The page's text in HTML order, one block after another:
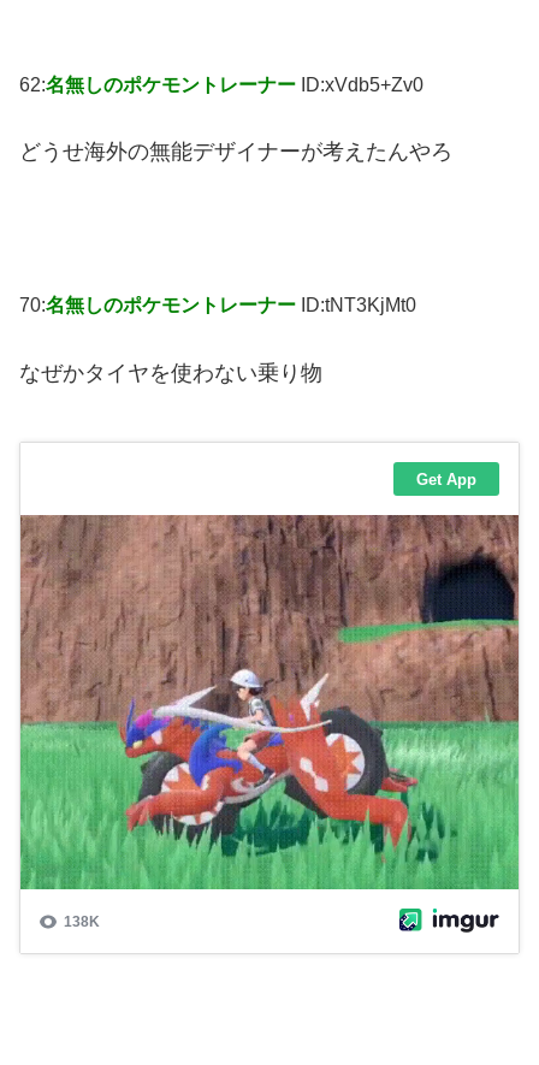
62:名無しのポケモントレーナー ID:xVdb5+Zv0
どうせ海外の無能デザイナーが考えたんやろ
70:名無しのポケモントレーナー ID:tNT3KjMt0
なぜかタイヤを使わない乗り物